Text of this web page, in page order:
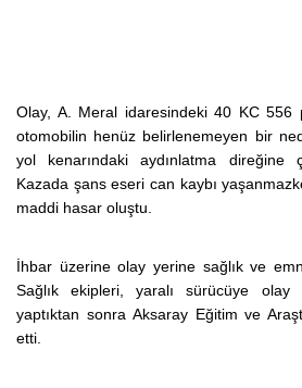
Olay, A. Meral idaresindeki 40 KC 556
otomobilin henüz belirlenemeyen bir
yol kenarındaki aydınlatma direğine
Kazada şans eseri can kaybı
maddi hasar oluştu.
İhbar üzerine olay yerine sağlık ve
Sağlık ekipleri, yaralı sürücüye
yaptıktan sonra Aksaray Eğitim ve
etti.